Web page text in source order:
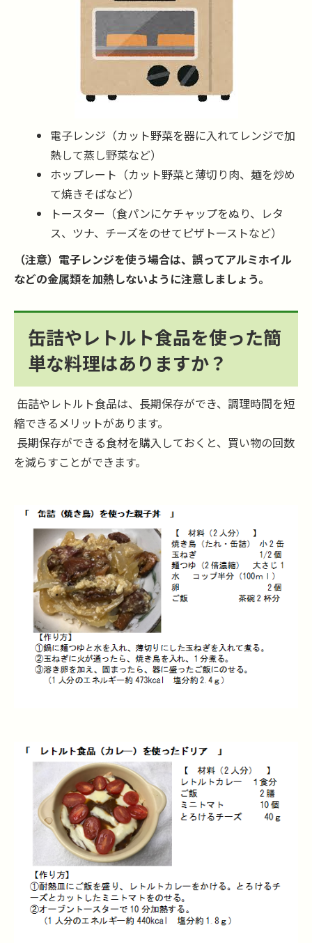
電子レンジ（カット野菜を器に入れてレンジで加
熱して蒸し野菜など）
ホップレート（カット野菜と薄切り肉、麺を炒め
て焼きそばなど）
トースター（食パンにケチャップをぬり、レタ
ス、ツナ、チーズをのせてピザトーストなど）
（注意）電子レンジを使う場合は、誤ってアルミホイル
などの金属類を加熱しないように注意しましょう。
缶詰やレトルト食品を使った簡
単な料理はありますか？
缶詰やレトルト食品は、長期保存ができ、調理時間を短
縮できるメリットがあります。
長期保存ができる食材を購入しておくと、買い物の回数
を減らすことができます。